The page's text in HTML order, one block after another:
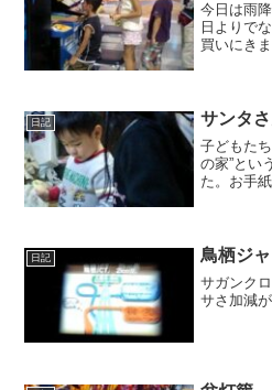
今日は雨
日よりで
買いにき
いしかコ
デーの使
日記 サンタ
子どもた
の家”とい
た。お手
喜びで、
大騒ぎで
日記 鳥栖ジ
サガンク
サさ加減